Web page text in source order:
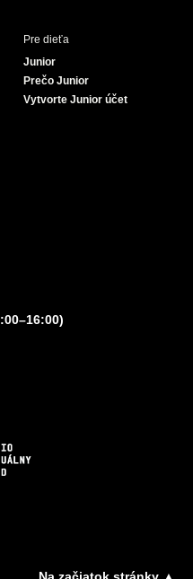
Pre dieťa
Junior
Prečo Junior
Vytvorte Junior účet
Na začiatok stránky ▲